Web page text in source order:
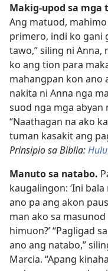
Makig-upod sa mga
Ang matuod,
primero, indi ko gani
tawo,” siling ni Anna,
ko ang tion para
mahangpan kon ano
nakita ni Anna nga
suod nga mga abyan
“Naathagan na ako
tuman kasakit ang
Prinsipio sa Biblia:
Manuto sa natabo.
kaugalingon: ‘Ini
ano pa ang akon
man ako sa
himuon?’ “Pagligad
ano ang natabo,”
Marcia. “Apang